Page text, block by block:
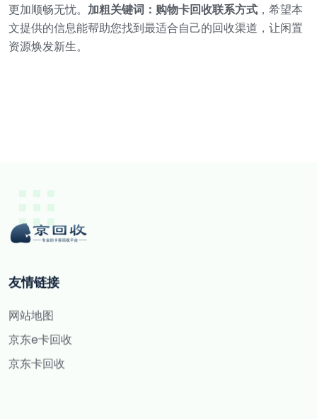
更加顺畅无忧。 加粗关键词：购物卡回收联系方式 ，希望本
文提供的信息能帮助您找到最适合自己的回收渠道，让闲置
资源焕发新生。
友情链接
网站地图
京东e卡回收
京东卡回收